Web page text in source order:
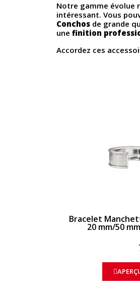
Notre gamme évolue
intéressant. Vous
Conchos de grande
une finition
Accordez ces
Bracelet
20 mm/50